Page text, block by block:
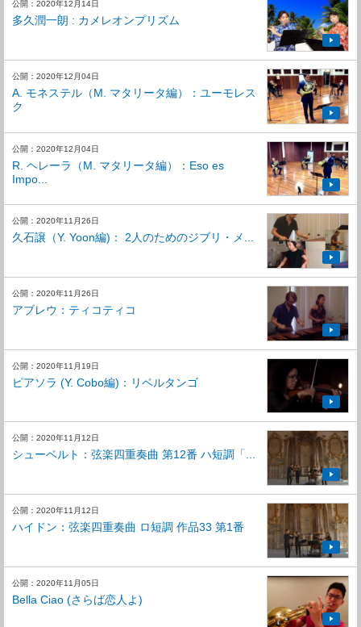
公開：2020年12月14日
多久潤一朗 : カメレオンプリズム
公開：2020年12月04日
A. モネステル（M. マタリータ編）：ユーモレス
ク
公開：2020年12月04日
R. ヘレーラ（M. マタリータ編）：Eso es
Impo...
公開：2020年11月26日
久石譲（Y. Yoon編)： 2人のためのジブリ・メ...
公開：2020年11月26日
アブレウ：ティコティコ
公開：2020年11月19日
ピアソラ (Y. Cobo編)：リベルタンゴ
公開：2020年11月12日
シューベルト：弦楽四重奏曲 第12番 ハ短調「...
公開：2020年11月12日
ハイドン：弦楽四重奏曲 ロ短調 作品33 第1番
公開：2020年11月05日
Bella Ciao (さらば恋人よ)